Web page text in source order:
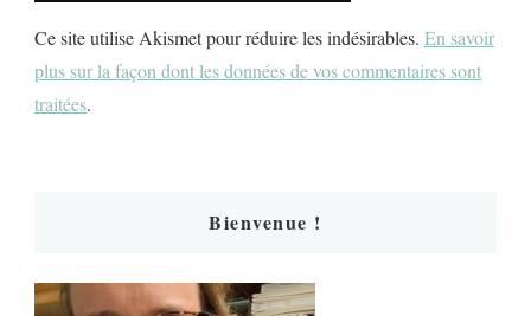
Ce site utilise Akismet pour réduire les indésirables. En savoir
plus sur la façon dont les données de vos commentaires sont
traitées.
Bienvenue !